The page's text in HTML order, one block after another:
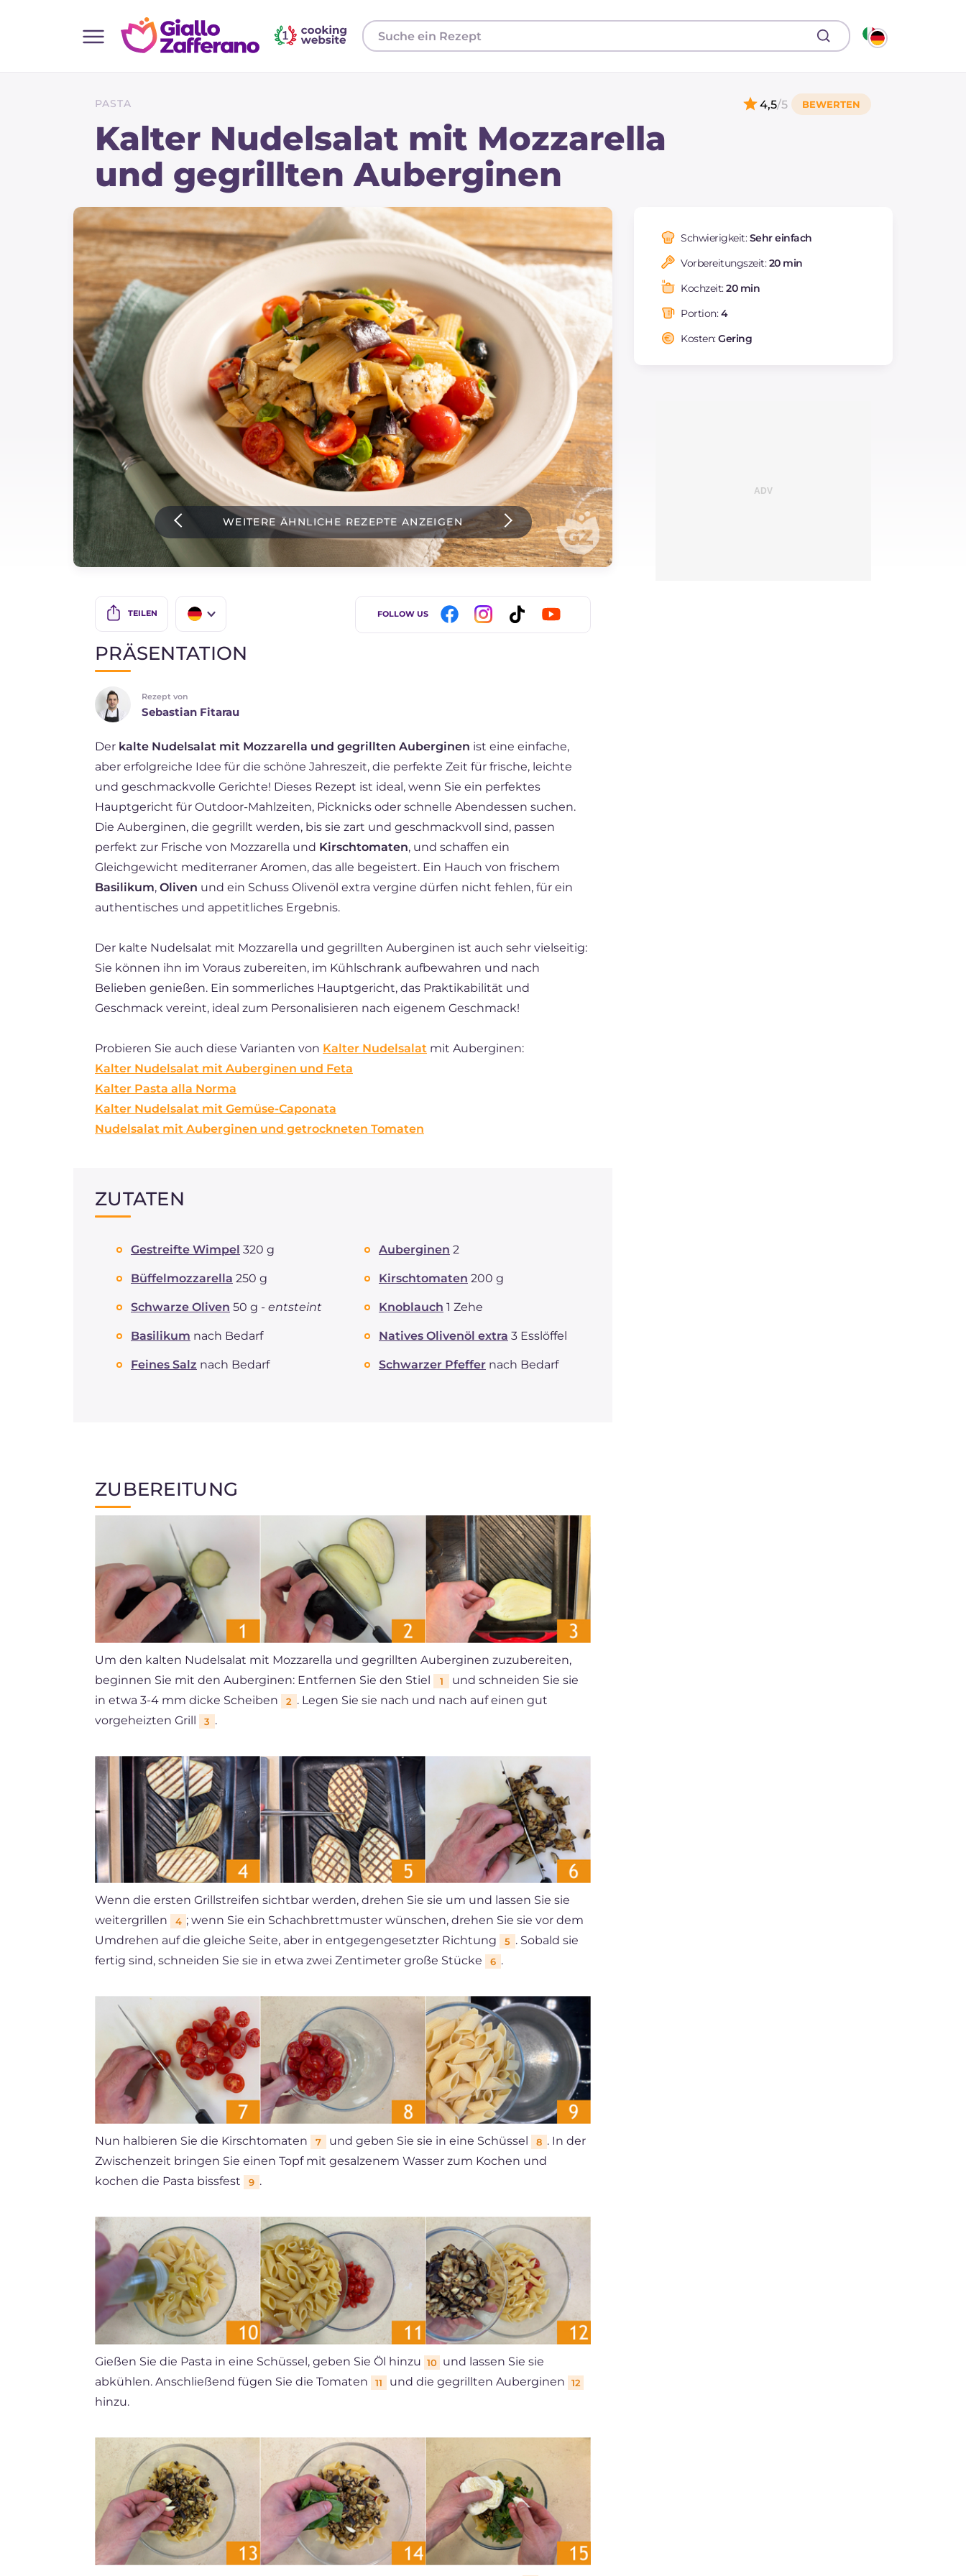
Pizza und focaccia
Kuchen und Backwaren
Neueste rezepte
IT Website
Instagram
YouTube
PASTA
Kalter Nudelsalat mit Mozzarella
und gegrillten Auberginen
4,5/5
WEITERE ÄHNLICHE REZEPTE ANZEIGEN
TEILEN
FR
NL
FOLLOW US
Schwierigkeit:Sehr einfach
Vorbereitungszeit:20 min
Kochzeit:20 min
Portion:4
Kosten:Gering
PRÄSENTATION
Rezept von
Sebastian Fitarau
Der kalte Nudelsalat mit Mozzarella und gegrillten Auberginen ist eine einfache,
aber erfolgreiche Idee für die schöne Jahreszeit, die perfekte Zeit für frische, leichte
und geschmackvolle Gerichte! Dieses Rezept ist ideal, wenn Sie ein perfektes
Hauptgericht für Outdoor-Mahlzeiten, Picknicks oder schnelle Abendessen suchen.
Die Auberginen, die gegrillt werden, bis sie zart und geschmackvoll sind, passen
perfekt zur Frische von Mozzarella und Kirschtomaten, und schaffen ein
Gleichgewicht mediterraner Aromen, das alle begeistert. Ein Hauch von frischem
Basilikum, Oliven und ein Schuss Olivenöl extra vergine dürfen nicht fehlen, für ein
authentisches und appetitliches Ergebnis.
Der kalte Nudelsalat mit Mozzarella und gegrillten Auberginen ist auch sehr vielseitig:
Sie können ihn im Voraus zubereiten, im Kühlschrank aufbewahren und nach
Belieben genießen. Ein sommerliches Hauptgericht, das Praktikabilität und
Geschmack vereint, ideal zum Personalisieren nach eigenem Geschmack!
Probieren Sie auch diese Varianten von Kalter Nudelsalat mit Auberginen:
Kalter Nudelsalat mit Auberginen und Feta
Kalter Pasta alla Norma
Kalter Nudelsalat mit Gemüse-Caponata
Nudelsalat mit Auberginen und getrockneten Tomaten
ZUTATEN
Gestreifte Wimpel 320 g Auberginen 2
Büffelmozzarella 250 g Kirschtomaten 200 g
Schwarze Oliven 50 g - entsteint Knoblauch 1 Zehe
Basilikum nach Bedarf Natives Olivenöl extra 3 Esslöffel
Feines Salz nach Bedarf Schwarzer Pfeffer nach Bedarf
ZUBEREITUNG
Um den kalten Nudelsalat mit Mozzarella und gegrillten Auberginen zuzubereiten,
beginnen Sie mit den Auberginen: Entfernen Sie den Stiel
1
und schneiden Sie sie
in etwa 3-4 mm dicke Scheiben
2 . Legen Sie sie nach und nach auf einen gut
vorgeheizten Grill
3 .
Wenn die ersten Grillstreifen sichtbar werden, drehen Sie sie um und lassen Sie sie
weitergrillen
4 ; wenn Sie ein Schachbrettmuster wünschen, drehen Sie sie vor dem
Umdrehen auf die gleiche Seite, aber in entgegengesetzter Richtung
5 . Sobald sie
fertig sind, schneiden Sie sie in etwa zwei Zentimeter große Stücke
6 .
Nun halbieren Sie die Kirschtomaten 7 und geben Sie sie in eine Schüssel 8 . In der
Zwischenzeit bringen Sie einen Topf mit gesalzenem Wasser zum Kochen und
kochen die Pasta bissfest
9 .
Gießen Sie die Pasta in eine Schüssel, geben Sie Öl hinzu 10 und lassen Sie sie
abkühlen. Anschließend fügen Sie die Tomaten
11 und die gegrillten Auberginen 12
hinzu.